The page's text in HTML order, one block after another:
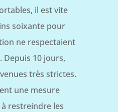
il est vite
soixante pour
ne respectaient
Depuis 10 jours,
très strictes.
une mesure
restreindre les